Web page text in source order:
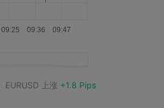
EURUSD 上涨 +1.8 Pips